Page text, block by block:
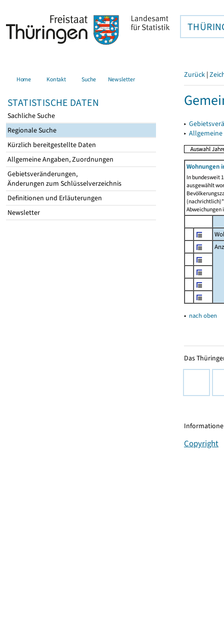
Home Kontakt Suche Newsletter
STATISTISCHE DATEN
Sachliche Suche
Regionale Suche
Kürzlich bereitgestellte Daten
Allgemeine Angaben, Zuordnungen
Gebietsveränderungen,
Änderungen zum Schlüsselverzeichnis
Definitionen und Erläuterungen
Newsletter
Zurück |
▸
▸
Wohnungen
In bundesweit
ausgewählt
Abweichungen
▴ nach oben
Das
Copyright